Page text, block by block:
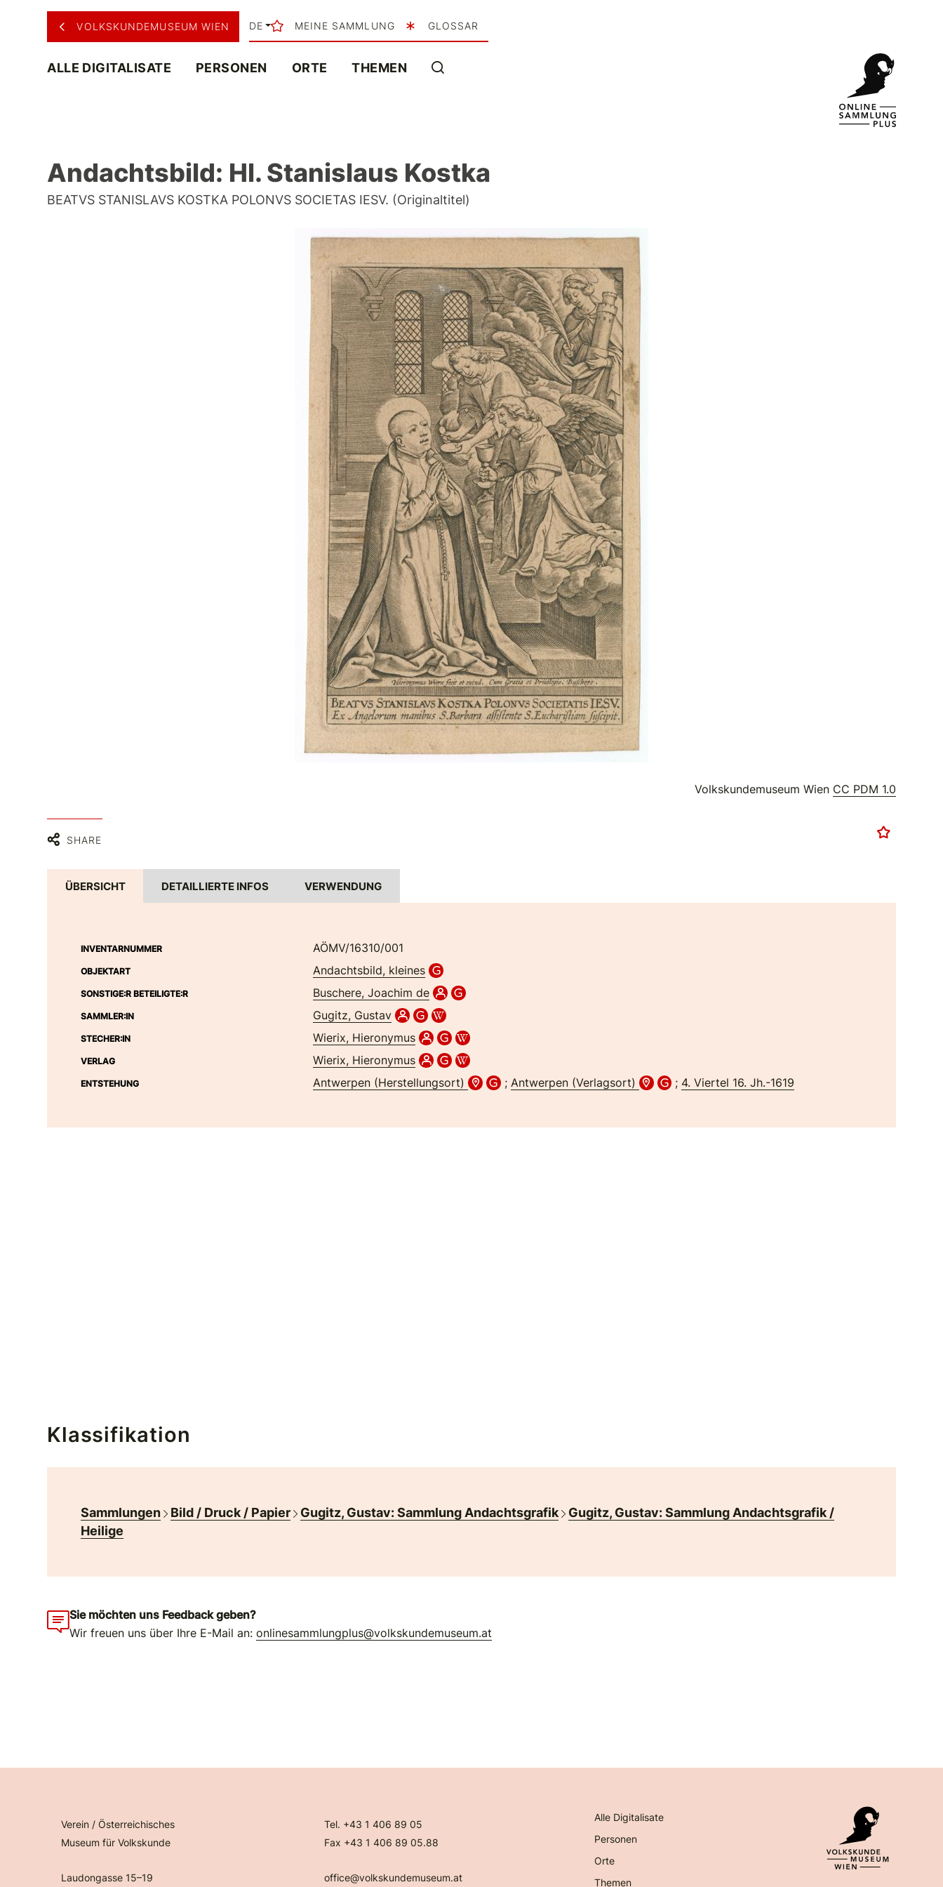
VOLKSKUNDEMUSEUM WIEN DE MEINE SAMMLUNG GLOSSAR
ALLE DIGITALISATE PERSONEN ORTE THEMEN
Andachtsbild: Hl. Stanislaus Kostka
BEATVS STANISLAVS KOSTKA POLONVS SOCIETAS IESV. (Originaltitel)
Volkskundemuseum Wien CC PDM 1.0
SHARE
ÜBERSICHT DETAILLIERTE INFOS VERWENDUNG
INVENTARNUMMER AÖMV/16310/001
OBJEKTART Andachtsbild, kleines
SONSTIGE:R BETEILIGTE:R Buschere, Joachim de
SAMMLER:IN Gugitz, Gustav
STECHER:IN Wierix, Hieronymus
VERLAG Wierix, Hieronymus
ENTSTEHUNG Antwerpen (Herstellungsort) ; Antwerpen (Verlagsort) ; 4. Viertel 16. Jh.-1619
Klassifikation
Sammlungen Bild / Druck / Papier Gugitz, Gustav: Sammlung Andachtsgrafik
Gugitz, Gustav: Sammlung Andachtsgrafik /
Heilige
Sie möchten uns Feedback geben?
Wir freuen uns über Ihre E-Mail an:onlinesammlungplus@volkskundemuseum.at
Verein / Österreichisches
Museum für Volkskunde
Laudongasse 15–19
Tel. +43 1 406 89 05
Fax +43 1 406 89 05.88
office@volkskundemuseum.at
Alle Digitalisate
Personen
Orte
Themen